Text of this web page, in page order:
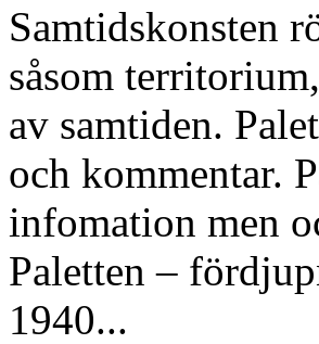
Samtidskonsten
såsom
av samtiden.
och kommentar.
infomation men
Paletten –
1940...